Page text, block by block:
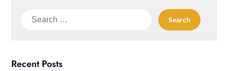
Search
Recent Posts